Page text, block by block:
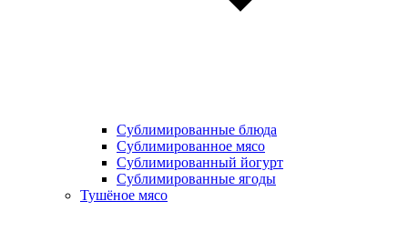
Сублимированные блюда
Cублимированное мясо
Сублимированный йогурт
Сублимированные ягоды
Тушёное мясо